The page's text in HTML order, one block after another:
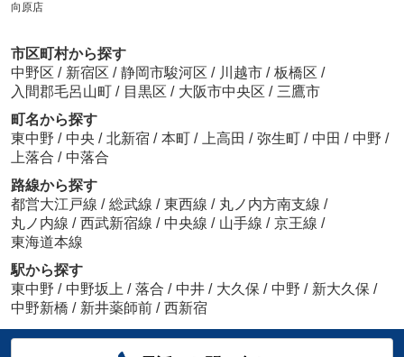
向原店
市区町村から探す
中野区 / 新宿区 / 静岡市駿河区 / 川越市 / 板橋区 /
入間郡毛呂山町 / 目黒区 / 大阪市中央区 / 三鷹市
町名から探す
東中野 / 中央 / 北新宿 / 本町 / 上高田 / 弥生町 / 中田 / 中野 /
上落合 / 中落合
路線から探す
都営大江戸線 / 総武線 / 東西線 / 丸ノ内方南支線 /
丸ノ内線 / 西武新宿線 / 中央線 / 山手線 / 京王線 /
東海道本線
駅から探す
東中野 / 中野坂上 / 落合 / 中井 / 大久保 / 中野 / 新大久保 /
中野新橋 / 新井薬師前 / 西新宿